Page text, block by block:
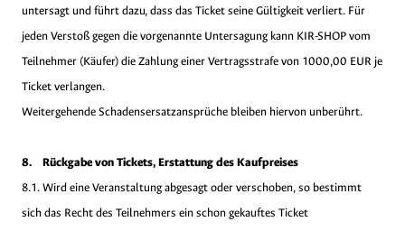
untersagt und führt dazu, dass das Ticket seine Gültigkeit verliert. Für
jeden Verstoß gegen die vorgenannte Untersagung kann KIR-SHOP vom
Teilnehmer (Käufer) die Zahlung einer Vertragsstrafe von 1000,00 EUR je
Ticket verlangen.
Weitergehende Schadensersatzansprüche bleiben hiervon unberührt.
8. Rückgabe von Tickets, Erstattung des Kaufpreises
8.1. Wird eine Veranstaltung abgesagt oder verschoben, so bestimmt
sich das Recht des Teilnehmers ein schon gekauftes Ticket